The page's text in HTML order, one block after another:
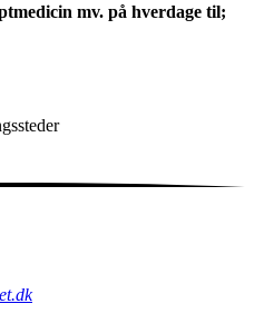
mv. på hverdage til;